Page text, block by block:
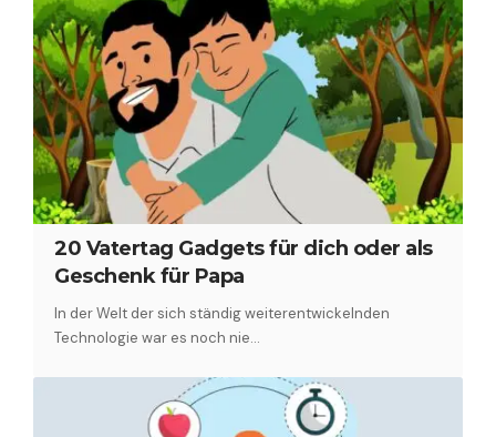
20 Vatertag Gadgets für dich oder als
Geschenk für Papa
In der Welt der sich ständig weiterentwickelnden
Technologie war es noch nie…